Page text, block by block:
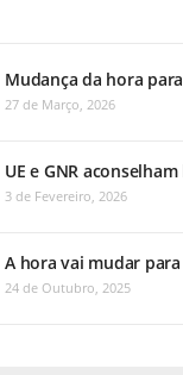
Mudança da hora
27 de Março, 2026
UE e GNR
3 de Fevereiro, 2026
A hora vai mudar
24 de Outubro, 2025